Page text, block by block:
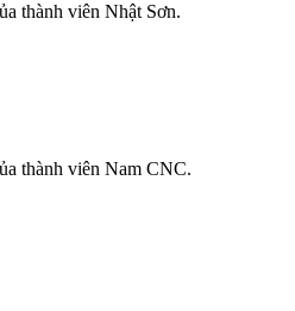
thành viên Nhật Sơn.
thành viên Nam CNC.